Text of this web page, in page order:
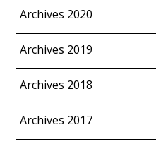
Archives 2020
Archives 2019
Archives 2018
Archives 2017